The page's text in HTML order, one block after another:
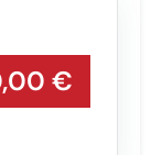
€